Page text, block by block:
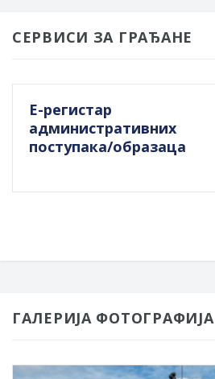
СЕРВИСИ ЗА ГРАЂАНЕ
Е-регистар
административних
поступака/образаца
ГАЛЕРИЈА ФОТОГРАФИЈА